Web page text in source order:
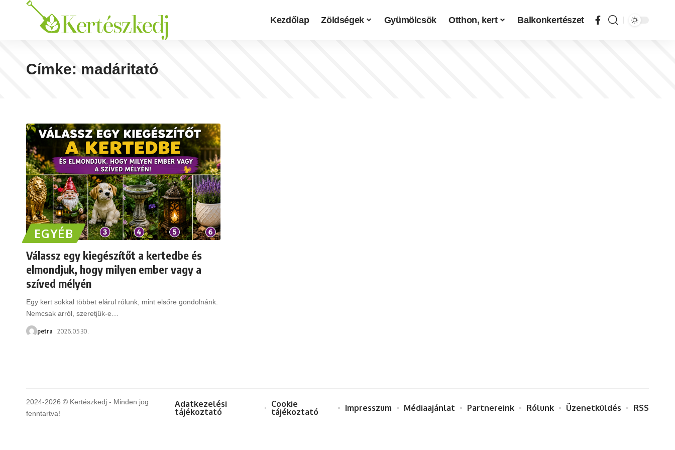
Kezdőlap Zöldségek Gyümölcsök Otthon, kert Balkonkertészet
Címke: madáritató
EGYÉB
Válassz egy kiegészítőt a kertedbe és
elmondjuk, hogy milyen ember vagy a
szíved mélyén
Egy kert sokkal többet elárul rólunk, mint elsőre gondolnánk.
Nemcsak arról, szeretjük-e
petra 2026.05.30.
2024-2026 © Kertészkedj - Minden jog
fenntartva!
Adatkezelési
tájékoztató
Cookie
tájékoztató
Impresszum Médiaajánlat Partnereink Rólunk Üzenetküldés RSS